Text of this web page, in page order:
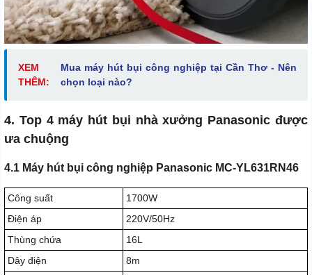
XEM
THÊM:
Mua máy hút bụi công nghiệp tại Cần Thơ - Nên
chọn loại nào?
4. Top 4 máy hút bụi nhà xưởng Panasonic được
ưa chuộng
4.1 Máy hút bụi công nghiệp Panasonic MC-YL631RN46
Công suất
1700W
Điện áp
220V/50Hz
Thùng chứa
16L
Dây điện
8m